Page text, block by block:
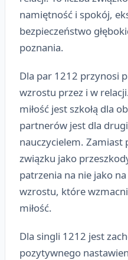
namiętność i spokój,
bezpieczeństwo
poznania.
Dla par 1212 przynosi
wzrostu przez i w
miłość jest szkołą dla
partnerów jest dla
nauczycielem. Zamiast
związku jako
patrzenia na nie jako
wzrostu, które
miłość.
Dla singli 1212 jest
pozytywnego